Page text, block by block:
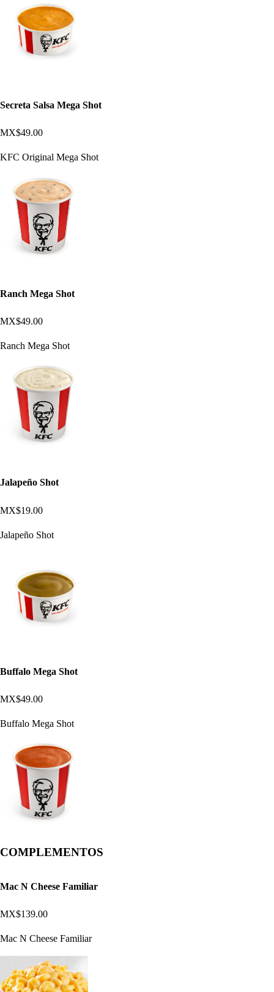
Secreta Salsa Mega Shot
MX$49.00
KFC Original Mega Shot
Ranch Mega Shot
MX$49.00
Ranch Mega Shot
Jalapeño Shot
MX$19.00
Jalapeño Shot
Buffalo Mega Shot
MX$49.00
Buffalo Mega Shot
COMPLEMENTOS
Mac N Cheese Familiar
MX$139.00
Mac N Cheese Familiar